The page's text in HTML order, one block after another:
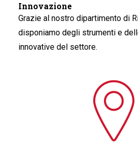
Innovazione
Grazie al nostro dipartimento di
disponiamo degli strumenti e
innovative del settore.